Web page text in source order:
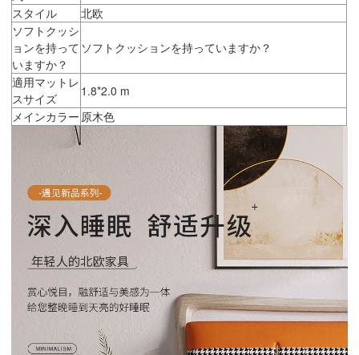
スタイル
北欧
ソフトクッシ
ョンを持って
いますか？
ソフトクッションを持っていますか？
適用マットレ
スサイズ
1.8*2.0 m
メインカラー 原木色